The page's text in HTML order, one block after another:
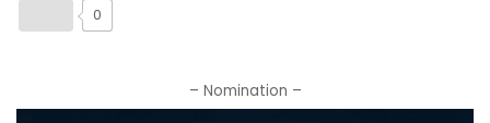
0
– Nomination –